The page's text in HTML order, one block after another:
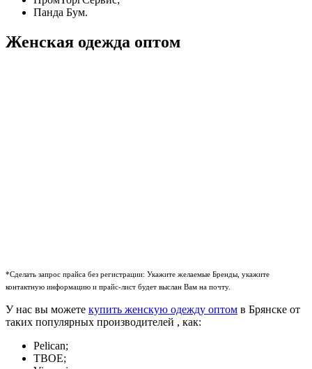
Панда Бум.
Женская одежда оптом
*Сделать запрос прайса без регистрации: Укажите желаемые Бренды, укажите
контактную информацию и прайс-лист будет выслан Вам на почту.
У нас вы можете купить женскую одежду оптом в Брянске от
таких популярных производителей , как:
Pelican;
ТВОЕ;